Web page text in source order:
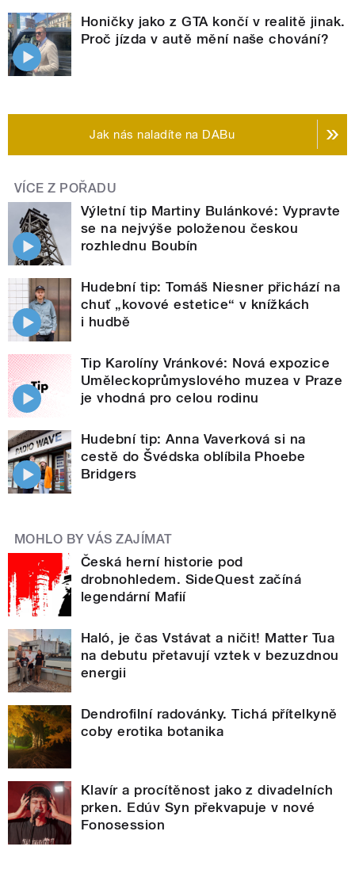
Honičky jako z GTA končí v realitě jinak.
Proč jízda v autě mění naše chování?
Jak nás naladíte na DABu
VÍCE Z POŘADU
Výletní tip Martiny Bulánkové: Vypravte
se na nejvýše položenou českou
rozhlednu Boubín
Hudební tip: Tomáš Niesner přichází na
chuť „kovové estetice“ v knížkách
i hudbě
Tip Karolíny Vránkové: Nová expozice
Uměleckoprůmyslového muzea v Praze
je vhodná pro celou rodinu
Hudební tip: Anna Vaverková si na
cestě do Švédska oblíbila Phoebe
Bridgers
MOHLO BY VÁS ZAJÍMAT
Česká herní historie pod
drobnohledem. SideQuest začíná
legendární Mafií
Haló, je čas Vstávat a ničit! Matter Tua
na debutu přetavují vztek v bezuzdnou
energii
Dendrofilní radovánky. Tichá přítelkyně
coby erotika botanika
Klavír a procítěnost jako z divadelních
prken. Edúv Syn překvapuje v nové
Fonosession